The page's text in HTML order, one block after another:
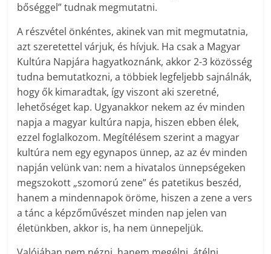
bőséggel” tudnak megmutatni.
A részvétel önkéntes, akinek van mit megmutatnia,
azt szeretettel várjuk, és hívjuk. Ha csak a Magyar
Kultúra Napjára hagyatkoznánk, akkor 2-3 közösség
tudna bemutatkozni, a többiek legfeljebb sajnálnák,
hogy ők kimaradtak, így viszont aki szeretné,
lehetőséget kap. Ugyanakkor nekem az év minden
napja a magyar kultúra napja, hiszen ebben élek,
ezzel foglalkozom. Megítélésem szerint a magyar
kultúra nem egy egynapos ünnep, az az év minden
napján velünk van: nem a hivatalos ünnepségeken
megszokott „szomorú zene” és patetikus beszéd,
hanem a mindennapok öröme, hiszen a zene a vers
a tánc a képzőművészet minden nap jelen van
életünkben, akkor is, ha nem ünnepeljük.